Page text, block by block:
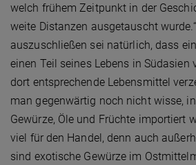
welch frühem Zeitpunkt in der
weite Distanzen ausgetauscht
auszuschließen sei natürlich, dass
einen Teil seines Lebens in Südasien
dort entsprechende Lebensmittel
man gegenwärtig noch nicht wisse,
Gewürze, Öle und Früchte importiert
viel für den Handel, denn auch
sind exotische Gewürze im